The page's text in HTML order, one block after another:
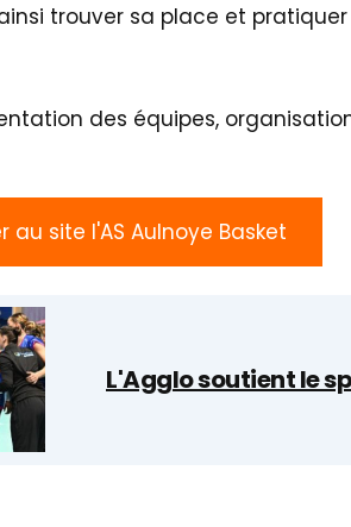
trouver sa place et
des équipes,
au site l'AS Aulnoye Basket
L'Agglo soutient le